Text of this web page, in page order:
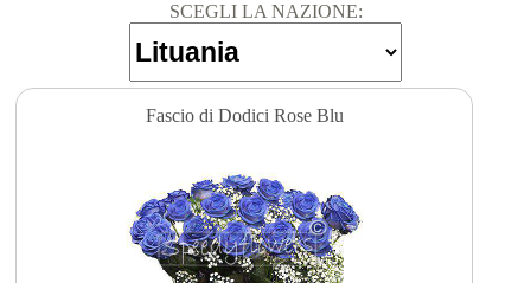
SCEGLI LA NAZIONE:
Fascio di Dodici Rose Blu